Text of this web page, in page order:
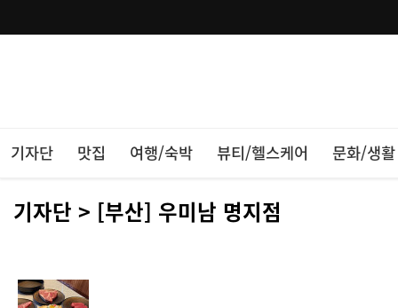
기자단 맛집 여행/숙박 뷰티/헬스케어 문화/생활
기자단 > [부산] 우미남 명지점